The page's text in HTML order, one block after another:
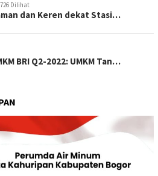
Dilihat
dan Keren dekat Stasi…
BRI Q2-2022: UMKM Tan…